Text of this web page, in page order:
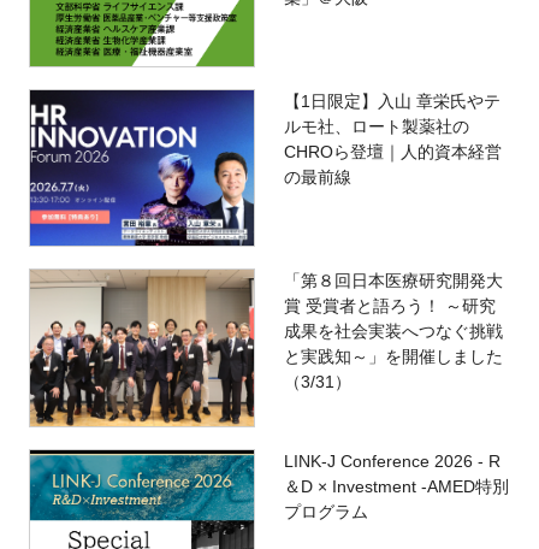
【1日限定】入山 章栄氏やテ
ルモ社、ロート製薬社の
CHROら登壇｜人的資本経営
の最前線
「第８回日本医療研究開発大
賞 受賞者と語ろう！ ～研究
成果を社会実装へつなぐ挑戦
と実践知～」を開催しました
（3/31）
LINK-J Conference 2026 - R
＆D × Investment -AMED特別
プログラム